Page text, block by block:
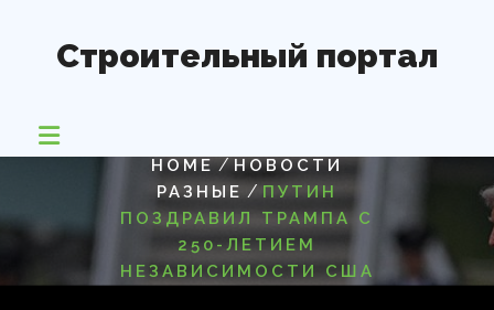
содержимому
Строительный портал
HOME/НОВОСТИ
РАЗНЫЕ / ПУТИН
ПОЗДРАВИЛ ТРАМПА С
250-ЛЕТИЕМ
НЕЗАВИСИМОСТИ США